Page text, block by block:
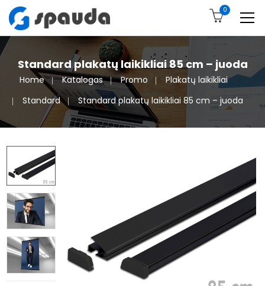
0
Standard plakatų laikikliai 85 cm – juoda
Home Katalogas Promo
Plakatų laikikliai
Standard
Standard plakatų laikikliai 85 cm – juoda